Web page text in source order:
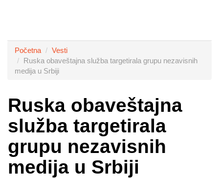
Početna
Vesti
Ruska obaveštajna služba targetirala grupu nezavisnih
medija u Srbiji
Ruska obaveštajna
služba targetirala
grupu nezavisnih
medija u Srbiji